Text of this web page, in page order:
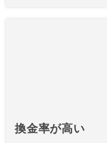
換金率が高い